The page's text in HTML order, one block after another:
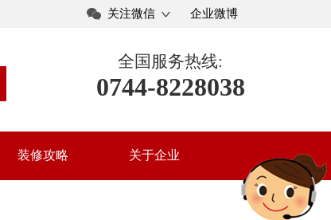
关注微信 企业微博
全国服务热线:
0744-8228038
装修攻略 关于企业